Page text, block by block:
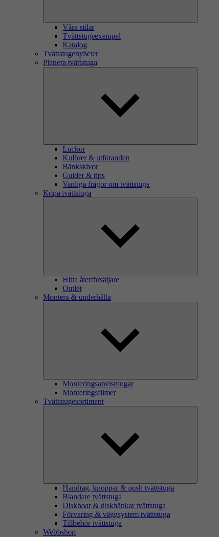
Våra stilar
Tvättstugeexempel
Katalog
Tvättstugenyheter
Planera tvättstuga
Luckor
Kulörer & utföranden
Bänkskivor
Guider & tips
Vanliga frågor om tvättstuga
Köpa tvättstuga
Hitta återförsäljare
Outlet
Montera & underhålla
Monteringsanvisningar
Monteringsfilmer
Tvättstugesortiment
Handtag, knoppar & push tvättstuga
Blandare tvättstuga
Diskhoar & diskbänkar tvättstuga
Förvaring & väggsystem tvättstuga
Tillbehör tvättstuga
Webbshop